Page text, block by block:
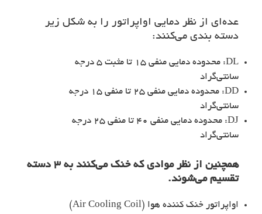
عده‌ای از نظر دمایی اواپراتور را به شکل زیر
دسته بندی می‌کنند:
DL: محدوده دمایی منفی 15 تا مثبت 5 درجه
سانتی‌گراد
DD: محدوده دمایی منفی 25 تا منفی 15 درجه
سانتی‌گراد
DJ: محدوده دمایی منفی 40 تا منفی 25 درجه
سانتی‌گراد
همچنین از نظر موادی که خنک می‌کنند به 3 دسته
تقسیم می‌شوند.
اواپراتور خنک کننده هوا (Air Cooling Coil)